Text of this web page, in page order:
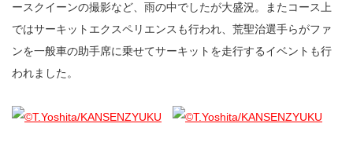
ースクイーンの撮影など、雨の中でしたが大盛況。またコース上
ではサーキットエクスペリエンスも行われ、荒聖治選手らがファ
ンを一般車の助手席に乗せてサーキットを走行するイベントも行
われました。